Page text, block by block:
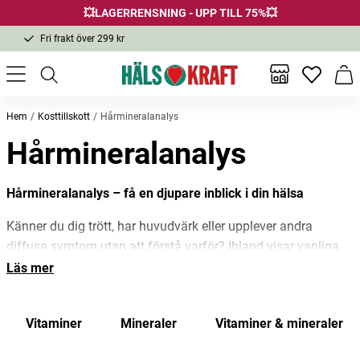
💥LAGERRENSNING - UPP TILL 75%💥
Fri frakt över 299 kr
1-3 dagars leverans
Samma pris i butik & online
Fri frakt över 299 kr
Inga
Hem Kosttillskott Hårmineralanalys
Hårmineralanalys
Hårmineralanalys – få en djupare inblick i din hälsa
Känner du dig trött, har huvudvärk eller upplever andra
diffusa symtom utan att förstå varför? Ibland visar vanliga
blodprover normala värden trots att kroppen är i obalans. En
Genom denna metod kan du upptäcka näringsobalanser,
Läs mer
Vitaminer Mineraler Vitaminer & mineraler